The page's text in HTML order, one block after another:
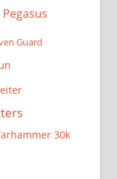
Pegasus
Guard
30k